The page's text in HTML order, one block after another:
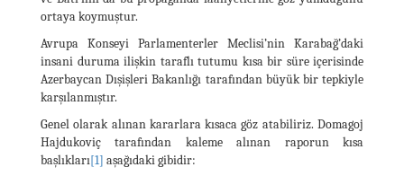
ortaya koymuştur.
Avrupa Konseyi Parlamenterler Meclisi’nin Karabağ’daki
insani duruma ilişkin taraflı tutumu kısa bir süre içerisinde
Azerbaycan Dışişleri Bakanlığı tarafından büyük bir tepkiyle
karşılanmıştır.
Genel olarak alınan kararlara kısaca göz atabiliriz. Domagoj
Hajdukoviç tarafından kaleme alınan raporun kısa
başlıkları[1] aşağıdaki gibidir: